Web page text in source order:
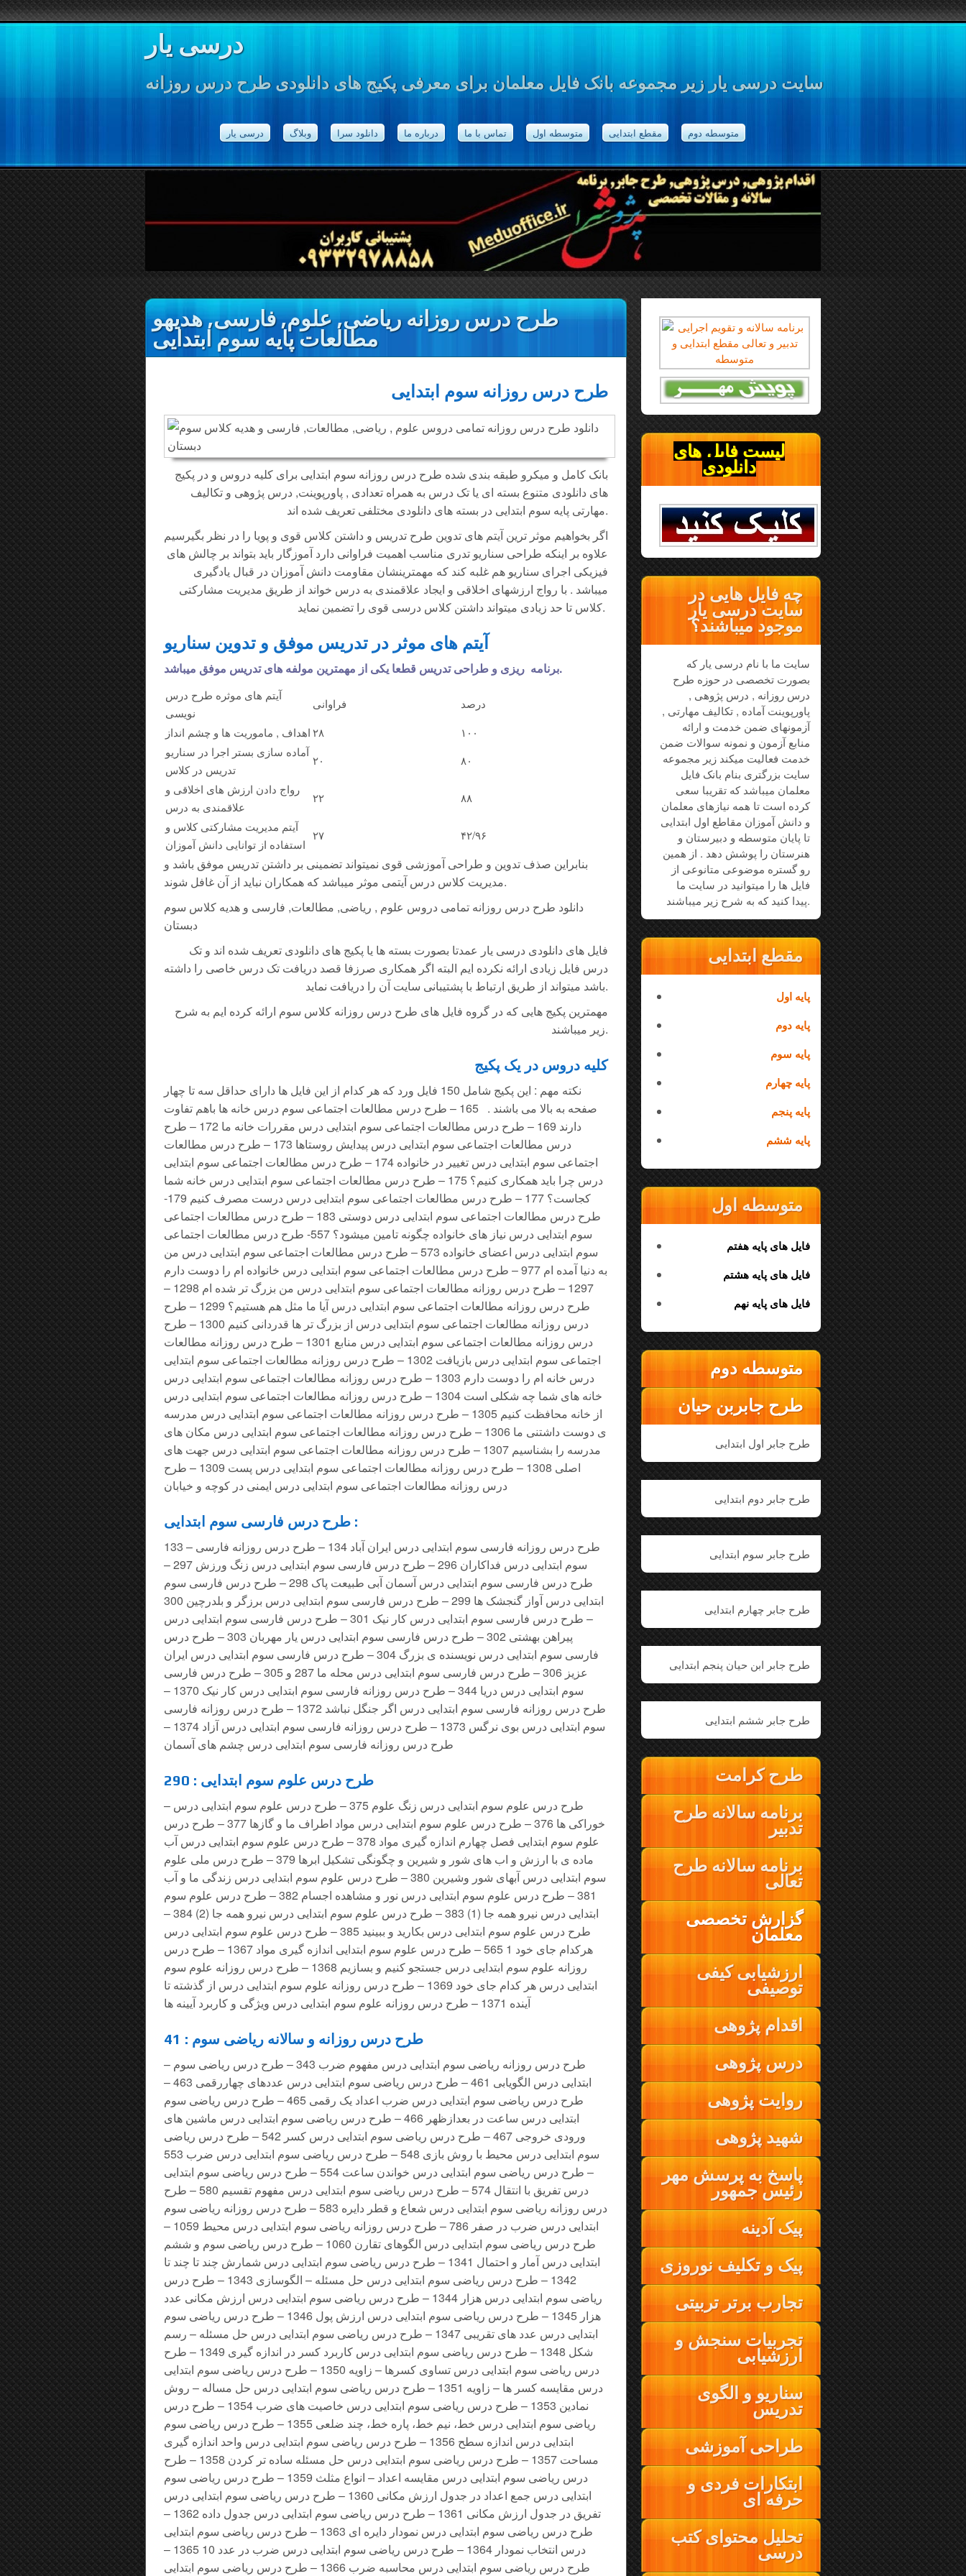
درسی یار
سایت درسی یار زیر مجموعه بانک فایل معلمان برای معرفی پکیج های دانلودی طرح درس روزانه
درسی یار وبلاگ دانلود سرا درباره ما تماس با ما متوسطه اول مقطع ابتدایی متوسطه دوم
طرح درس روزانه ریاضی, علوم, فارسی, هدیهو
مطالعات پایه سوم ابتدایی
طرح درس روزانه سوم ابتدایی
بانک کامل و میکرو طبقه بندی شده طرح درس روزانه سوم ابتدایی برای کلیه دروس و در پکیج
های دانلودی متنوع بسته ای یا تک درس به همراه تعدادی , پاورپوینت, درس پژوهی و تکالیف
مهارتی پایه سوم ابتدایی در بسته های دانلودی مختلفی تعریف شده اند.
اگر بخواهیم موثر ترین آیتم های تدوین طرح تدریس و داشتن کلاس قوی و پویا را در نظر بگیرسیم
علاوه بر اینکه طراحی سناریو تدری مناسب اهمیت فراوانی دارد آموزگار باید بتواند بر چالش های
فیزیکی اجرای سناریو هم غلبه کند که مهمترینشان مقاومت دانش آموزان در قبال یادگیری
میباشد . با رواج ارزشهای اخلاقی و ایجاد علاقمندی به درس خواند از طریق مدیریت مشارکتی
کلاس تا حد زیادی میتواند داشتن کلاس درسی قوی را تضمین نماید.
آیتم های موثر در تدریس موفق و تدوین سناریو
برنامه ریزی و طراحی تدریس قطعا یکی از مهمترین مولفه های تدریس موفق میباشد.
آیتم های موثره طرح درس
نویسی
فراوانی
درصد
اهداف , ماموریت ها و چشم انداز۲۸
۱۰۰
آماده سازی بستر اجرا در سناریو
تدریس در کلاس
۲۰
۸۰
رواج دادن ارزش های اخلاقی و
علاقمندی به درس
۲۲
۸۸
آیتم مدیریت مشارکتی کلاس و
استفاده از توانایی دانش آموزان
۲۷ ۴۲/۹۶
بنابراین صذف تدوین و طراحی آموزشی قوی نمیتواند تضمینی بر داشتن تدریس موفق باشد و
مدیریت کلاس درس آیتمی موثر میباشد که همکاران نباید از آن غافل شوند.
دانلود طرح درس روزانه تمامی دروس علوم , ریاضی, مطالعات, فارسی و هدیه کلاس سوم
دبستان
فایل های دانلودی درسی یار عمدتا بصورت بسته ها یا پکیج های دانلودی تعریف شده اند و تک
درس فایل زیادی ارائه نکرده ایم البته اگر همکاری صرزفا قصد دریافت تک درس خاصی را داشته
باشد میتواند از طریق ارتباط با پشتیبانی سایت آن را دریافت نماید.
مهمترین پکیج هایی که در گروه فایل های طرح درس روزانه کلاس سوم ارائه کرده ایم به شرح
زیر میباشند.
کلیه دروس در یک پکیج
نکته مهم : این پکیج شامل 150 فایل ورد که هر کدام از این فایل ها دارای حداقل سه تا چهار
صفحه به بالا می باشند . 165 – طرح درس مطالعات اجتماعی سوم درس خانه ها باهم تفاوت
دارند 169 – طرح درس مطالعات اجتماعی سوم ابتدایی درس مقررات خانه ما 172 – طرح
درس مطالعات اجتماعی سوم ابتدایی درس پیدایش روستاها 173 – طرح درس مطالعات
اجتماعی سوم ابتدایی درس تغییر در خانواده 174 – طرح درس مطالعات اجتماعی سوم ابتدایی
درس چرا باید همکاری کنیم؟ 175 – طرح درس مطالعات اجتماعی سوم ابتدایی درس خانه شما
کجاست؟ 177 – طرح درس مطالعات اجتماعی سوم ابتدایی درس درست مصرف کنیم 179-
طرح درس مطالعات اجتماعی سوم ابتدایی درس دوستی 183 – طرح درس مطالعات اجتماعی
سوم ابتدایی درس نیاز های خانواده چگونه تامین میشود؟ 557- طرح درس مطالعات اجتماعی
سوم ابتدایی درس اعضای خانواده 573 – طرح درس مطالعات اجتماعی سوم ابتدایی درس من
به دنیا آمده ام 977 – طرح درس مطالعات اجتماعی سوم ابتدایی درس خانواده ام را دوست دارم
1297 – طرح درس روزانه مطالعات اجتماعی سوم ابتدایی درس من بزرگ تر شده ام 1298 –
طرح درس روزانه مطالعات اجتماعی سوم ابتدایی درس آیا ما مثل هم هستیم؟ 1299 – طرح
درس روزانه مطالعات اجتماعی سوم ابتدایی درس از بزرگ تر ها قدردانی کنیم 1300 – طرح
درس روزانه مطالعات اجتماعی سوم ابتدایی درس منابع 1301 – طرح درس روزانه مطالعات
اجتماعی سوم ابتدایی درس بازیافت 1302 – طرح درس روزانه مطالعات اجتماعی سوم ابتدایی
درس خانه ام را دوست دارم 1303 – طرح درس روزانه مطالعات اجتماعی سوم ابتدایی درس
خانه های شما چه شکلی است 1304 – طرح درس روزانه مطالعات اجتماعی سوم ابتدایی درس
از خانه محافظت کنیم 1305 – طرح درس روزانه مطالعات اجتماعی سوم ابتدایی درس مدرسه
ی دوست داشتنی ما 1306 – طرح درس روزانه مطالعات اجتماعی سوم ابتدایی درس مکان های
مدرسه را بشناسیم 1307 – طرح درس روزانه مطالعات اجتماعی سوم ابتدایی درس جهت های
اصلی 1308 – طرح درس روزانه مطالعات اجتماعی سوم ابتدایی درس پست 1309 – طرح
درس روزانه مطالعات اجتماعی سوم ابتدایی درس ایمنی در کوچه و خیابان
طرح درس فارسی سوم ابتدایی :
133 – طرح درس روزانه فارسی سوم ابتدایی درس ایران آباد 134 – طرح درس روزانه فارسی
سوم ابتدایی درس فداکاران 296 – طرح درس فارسی سوم ابتدایی درس زنگ ورزش 297 –
طرح درس فارسی سوم ابتدایی درس آسمان آبی طبیعت پاک 298 – طرح درس فارسی سوم
ابتدایی درس آواز گنجشک ها 299 – طرح درس فارسی سوم ابتدایی درس برزگر و بلدرچین 300
– طرح درس فارسی سوم ابتدایی درس کار نیک 301 – طرح درس فارسی سوم ابتدایی درس
پیراهن بهشتی 302 – طرح درس فارسی سوم ابتدایی درس یار مهربان 303 – طرح درس
فارسی سوم ابتدایی درس نویسنده ی بزرگ 304 – طرح درس فارسی سوم ابتدایی درس ایران
عزیز 306 – طرح درس فارسی سوم ابتدایی درس محله ما 287 و 305 – طرح درس فارسی
سوم ابتدایی درس دریا 344 – طرح درس روزانه فارسی سوم ابتدایی درس کار نیک 1370 –
طرح درس روزانه فارسی سوم ابتدایی درس اگر جنگل نباشد 1372 – طرح درس روزانه فارسی
سوم ابتدایی درس بوی نرگس 1373 – طرح درس روزانه فارسی سوم ابتدایی درس آزاد 1374 –
طرح درس روزانه فارسی سوم ابتدایی درس چشم های آسمان
طرح درس علوم سوم ابتدایی : 290
– طرح درس علوم سوم ابتدایی درس زنگ علوم 375 – طرح درس علوم سوم ابتدایی درس
خوراکی ها 376 – طرح درس علوم سوم ابتدایی درس مواد اطراف ما و گازها 377 – طرح درس
علوم سوم ابتدایی فصل چهارم اندازه گیری مواد 378 – طرح درس علوم سوم ابتدایی درس آب
ماده ی با ارزش و اب های شور و شیرین و چگونگی تشکیل ابرها 379 – طرح درس ملی علوم
سوم ابتدایی درس آبهای شور وشیرین 380 – طرح درس علوم سوم ابتدایی درس زندگی ما و آب
381 – طرح درس علوم سوم ابتدایی درس نور و مشاهده اجسام 382 – طرح درس علوم سوم
ابتدایی درس نیرو همه جا (1) 383 – طرح درس علوم سوم ابتدایی درس نیرو همه جا (2) 384 –
طرح درس علوم سوم ابتدایی درس بکارید و ببینید 385 – طرح درس علوم سوم ابتدایی درس
هرکدام جای خود 1 565 – طرح درس علوم سوم ابتدایی اندازه گیری مواد 1367 – طرح درس
روزانه علوم سوم ابتدایی درس جستجو کنیم و بسازیم 1368 – طرح درس روزانه علوم سوم
ابتدایی درس هر کدام جای خود 1369 – طرح درس روزانه علوم سوم ابتدایی درس از گذشته تا
آینده 1371 – طرح درس روزانه علوم سوم ابتدایی درس ویژگی و کاربرد آیینه ها
طرح درس روزانه و سالانه ریاضی سوم : 41
– طرح درس روزانه ریاضی سوم ابتدایی درس مفهوم ضرب 343 – طرح درس ریاضی سوم
ابتدایی درس الگویابی 461 – طرح درس ریاضی سوم ابتدایی درس عددهای چهاررقمی 463 –
طرح درس ریاضی سوم ابتدایی درس ضرب اعداد یک رقمی 465 – طرح درس ریاضی سوم
ابتدایی درس ساعت در بعدازظهر 466 – طرح درس ریاضی سوم ابتدایی درس ماشین های
ورودی خروجی 467 – طرح درس ریاضی سوم ابتدایی درس کسر 542 – طرح درس ریاضی
سوم ابتدایی درس محیط با روش بازی 548 – طرح درس ریاضی سوم ابتدایی درس ضرب 553
– طرح درس ریاضی سوم ابتدایی درس خواندن ساعت 554 – طرح درس ریاضی سوم ابتدایی
درس تفریق با انتقال 574 – طرح درس ریاضی سوم ابتدایی درس مفهوم تقسیم 580 – طرح
درس روزانه ریاضی سوم ابتدایی درس شعاع و قطر دایره 583 – طرح درس روزانه ریاضی سوم
ابتدایی درس ضرب در صفر 786 – طرح درس روزانه ریاضی سوم ابتدایی درس محیط 1059 –
طرح درس ریاضی سوم ابتدایی درس الگوهای تقارن 1060 – طرح درس ریاضی سوم و ششم
ابتدایی درس آمار و احتمال 1341 – طرح درس ریاضی سوم ابتدایی درس شمارش چند تا چند تا
1342 – طرح درس ریاضی سوم ابتدایی درس حل مسئله – الگوسازی 1343 – طرح درس
ریاضی سوم ابتدایی درس هزار 1344 – طرح درس ریاضی سوم ابتدایی درس ارزش مکانی عدد
هزار 1345 – طرح درس ریاضی سوم ابتدایی درس ارزش پول 1346 – طرح درس ریاضی سوم
ابتدایی درس عدد های تقریبی 1347 – طرح درس ریاضی سوم ابتدایی درس حل مسئله – رسم
شکل 1348 – طرح درس ریاضی سوم ابتدایی درس کاربرد کسر در اندازه گیری 1349 – طرح
درس ریاضی سوم ابتدایی درس تساوی کسرها – زاویه 1350 – طرح درس ریاضی سوم ابتدایی
درس مقایسه کسر ها – زاویه 1351 – طرح درس ریاضی سوم ابتدایی درس حل مساله – روش
نمادین 1353 – طرح درس ریاضی سوم ابتدایی درس خاصیت های ضرب 1354 – طرح درس
ریاضی سوم ابتدایی درس خط، نیم خط، پاره خط، چند ضلعی 1355 – طرح درس ریاضی سوم
ابتدایی درس اندازه سطح 1356 – طرح درس ریاضی سوم ابتدایی درس واحد اندازه گیری
مساحت 1357 – طرح درس ریاضی سوم ابتدایی درس حل مسئله ساده تر کردن 1358 – طرح
درس ریاضی سوم ابتدایی درس مقایسه اعداد – انواع مثلث 1359 – طرح درس ریاضی سوم
ابتدایی درس جمع اعداد در جدول ارزش مکانی 1360 – طرح درس ریاضی سوم ابتدایی درس
تفریق در جدول ارزش مکانی 1361 – طرح درس ریاضی سوم ابتدایی درس جدول داده 1362 –
طرح درس ریاضی سوم ابتدایی درس نمودار دایره ای 1363 – طرح درس ریاضی سوم ابتدایی
درس انتخاب نمودار 1364 – طرح درس ریاضی سوم ابتدایی درس ضرب در عدد 10 1365 –
طرح درس ریاضی سوم ابتدایی درس محاسبه ضرب 1366 – طرح درس ریاضی سوم ابتدایی
لیست فایل های
دانلودی
چه فایل هایی در
سایت درسی یار
موجود میباشند؟
سایت ما با نام درسی یار که
بصورت تخصصی در حوزه طرح
درس روزانه , درس پژوهی ,
پاورپوینت آماده , تکالیف مهارتی ,
آزمونهای ضمن خدمت و ارائه
منابع آزمون و نمونه سوالات ضمن
خدمت فعالیت میکند زیر مجموعه
سایت بزرگتری بنام بانک فایل
معلمان میباشد که تقریبا سعی
کرده است تا همه نیازهای معلمان
و دانش آموزان مقاطع اول ابتدایی
تا پایان متوسطه و دبیرستان و
هنرستان را پوشش دهد . از همین
رو گستره موضوعی متانوعی از
فایل ها را میتوانید در سایت ما
پیدا کنید که به شرح زیر میباشند.
مقطع ابتدایی
پایه اول
پایه دوم
پایه سوم
پایه چهارم
پایه پنجم
پایه ششم
متوسطه اول
فایل های پایه هفتم
فایل های پایه هشتم
فایل های پایه نهم
متوسطه دوم
طرح جابربن حیان
طرح جابر اول ابتدایی
طرح جابر دوم ابتدایی
طرح جابر سوم ابتدایی
طرح جابر چهارم ابتدایی
طرح جابر ابن حیان پنجم ابتدایی
طرح جابر ششم ابتدایی
طرح کرامت
برنامه سالانه طرح
تدبیر
برنامه سالانه طرح
تعالی
گزارش تخصصی
معلمان
ارزشیابی کیفی
توصیفی
اقدام پژوهی
درس پژوهی
روایت پژوهی
شهید پژوهی
پاسخ به پرسش مهر
رئیس جمهور
پیک آدینه
پیک و تکلیف نوروزی
تجارب برتر تربیتی
تجربیات سنجش و
ارزشیابی
سناریو و الگوی
تدریس
طراحی آموزشی
ابتکارات فردی و
حرفه ای
تحلیل محتوای کتب
درسی